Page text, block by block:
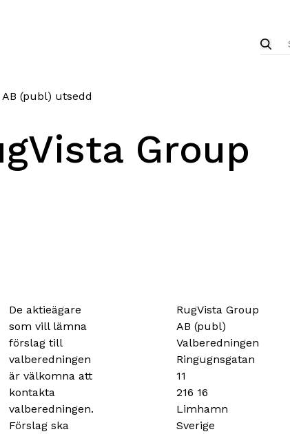
(publ) utsedd
Group
De aktieägare
som vill lämna
förslag till
valberedningen
är välkomna att
kontakta
valberedningen.
Förslag ska
RugVista Group
AB (publ)
Valberedningen
Ringugnsgatan
11
216 16
Limhamn
Sverige